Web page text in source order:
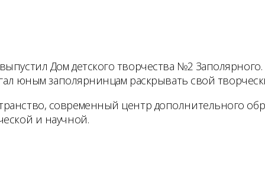
Дом детского творчества №2
юным заполярнинцам раскрывать свой
современный центр дополнительного
и научной.